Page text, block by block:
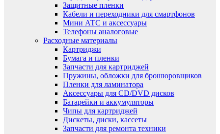
Защитные пленки
Кабели и переходники для смартфонов
Мини АТС и аксессуары
Телефоны аналоговые
Расходные материалы
Картриджи
Бумага и пленки
Запчасти для картриджей
Пружины, обложки для брошюровщиков
Пленки для ламинатора
Аксессуары для CD/DVD дисков
Батарейки и аккумуляторы
Чипы для картриджей
Дискеты, диски, кассеты
Запчасти для ремонта техники